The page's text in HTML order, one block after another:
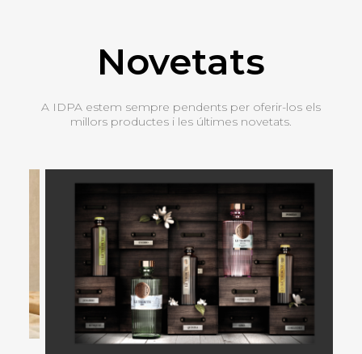
Novetats
A IDPA estem sempre pendents per oferir-los els
millors productes i les últimes novetats.